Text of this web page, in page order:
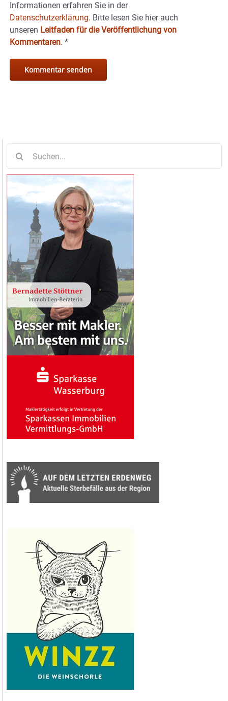
Informationen erfahren Sie in der
Datenschutzerklärung. Bitte lesen Sie hier auch
unseren Leitfaden für die Veröffentlichung von
Kommentaren. *
nach: